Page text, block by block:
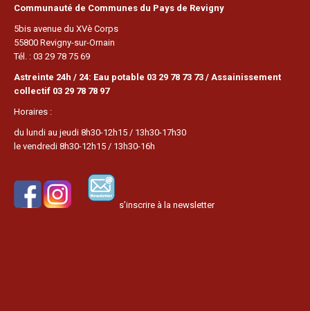
Communauté de Communes du Pays de Revigny
5bis avenue du XVè Corps
55800 Revigny-sur-Ornain
Tél. : 03 29 78 75 69
Astreinte 24h / 24: Eau potable 03 29 78 73 73 / Assainissement
collectif 03 29 78 78 97
Horaires :
du lundi au jeudi 8h30-12h15 / 13h30-17h30
le vendredi 8h30-12h15 / 13h30-16h
s’inscrire à la newsletter